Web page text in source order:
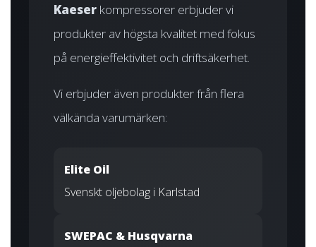
Kaeserkompressorer erbjuder vi
produkter av högsta kvalitet med fokus
på energieffektivitet och driftsäkerhet.
Vi erbjuder även produkter från flera
välkända varumärken:
Elite Oil
Svenskt oljebolag i Karlstad
SWEPAC & Husqvarna